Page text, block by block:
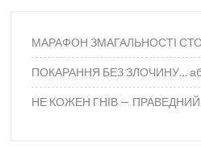
МАРАФОН ЗМАГАЛЬНОСТІ
ПОКАРАННЯ БЕЗ ЗЛОЧИНУ…
НЕ КОЖЕН ГНІВ —